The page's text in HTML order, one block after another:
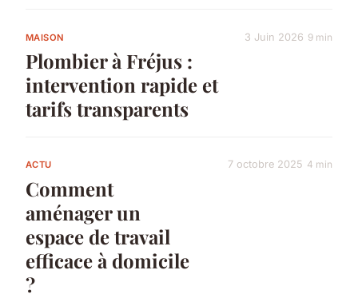
MAISON
Plombier à Fréjus :
intervention rapide et
tarifs transparents
3 Juin 2026 9 min
ACTU
Comment
aménager un
espace de travail
efficace à domicile
?
7 octobre 2025 4 min